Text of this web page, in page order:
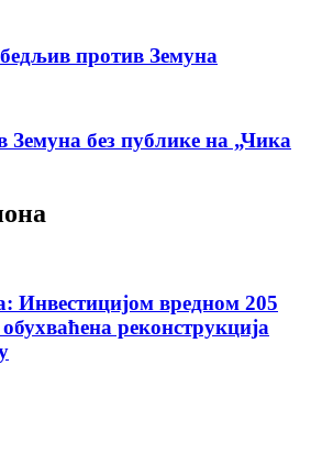
против Земуна
Земуна без публике на „Чика
Инвестицијом вредном 205
реконструкција